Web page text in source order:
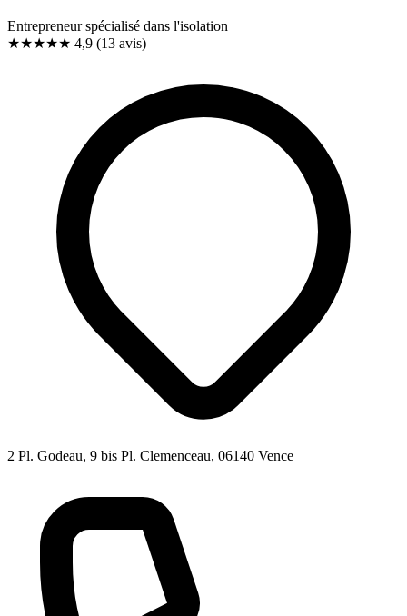
Entrepreneur spécialisé dans l'isolation
★★★★★ 4,9 (13 avis)
2 Pl. Godeau, 9 bis Pl. Clemenceau, 06140 Vence